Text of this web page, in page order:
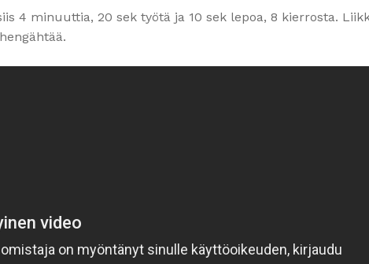
4 minuuttia, 20 sek työtä ja 10 sek lepoa, 8 kierrosta.